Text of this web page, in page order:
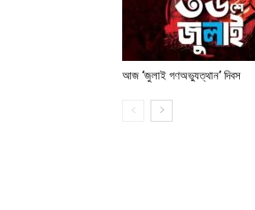
আজ ‘জুলাই গণঅভ্যুত্থান’ দিবস